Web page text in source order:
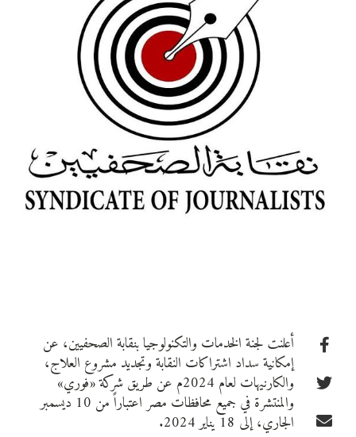
أعلنت لجنة الخدمات والتكنولوجيا بنقابة الصحفيين، عن
إمكانية سداد اشتراكات النقابة وتجديد مشروع العلاج،
والكارنيهات لعام 2024م عن طريق شركة «فوري»
والمنتشرة في جميع محافظات مصر اعتباراً من 10 ديسمبر
الجاري، إلى 18 يناير 2024.